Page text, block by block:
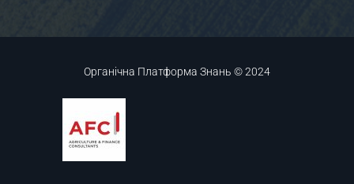
Органічна Платформа Знань © 2024